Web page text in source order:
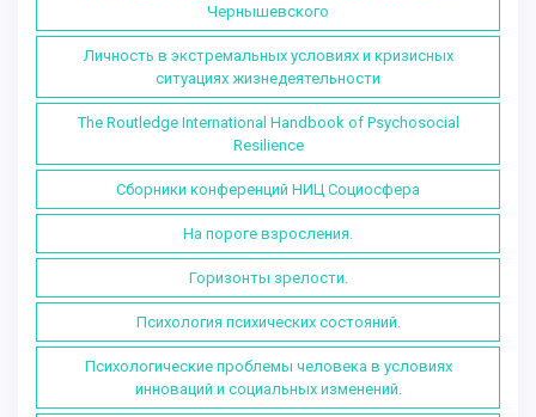
Чернышевского
Личность в экстремальных условиях и кризисных
ситуациях жизнедеятельности
The Routledge International Handbook of Psychosocial
Resilience
Сборники конференций НИЦ Социосфера
На пороге взросления.
Горизонты зрелости.
Психология психических состояний.
Психологические проблемы человека в условиях
инноваций и социальных изменений.